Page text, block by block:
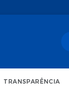
TRANSPARÊNCIA